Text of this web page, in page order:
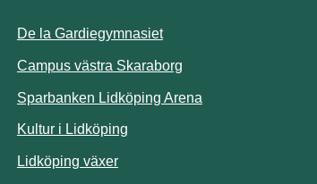
De la Gardiegymnasiet
Campus västra Skaraborg
Sparbanken Lidköping Arena
Kultur i Lidköping
Lidköping växer